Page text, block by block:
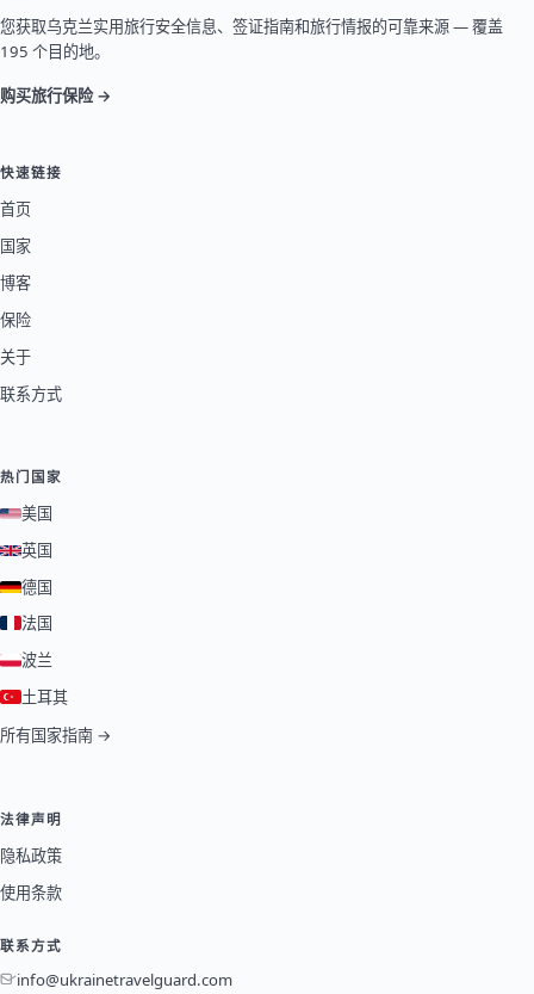
您获取乌克兰实用旅行安全信息、签证指南和旅行情报的可靠来源 — 覆盖
195 个目的地。
购买旅行保险 →
快速链接
首页
国家
博客
保险
关于
联系方式
热门国家
美国
英国
德国
法国
波兰
土耳其
所有国家指南 →
法律声明
隐私政策
使用条款
联系方式
info@ukrainetravelguard.com